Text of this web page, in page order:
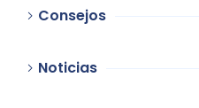
Consejos
Noticias